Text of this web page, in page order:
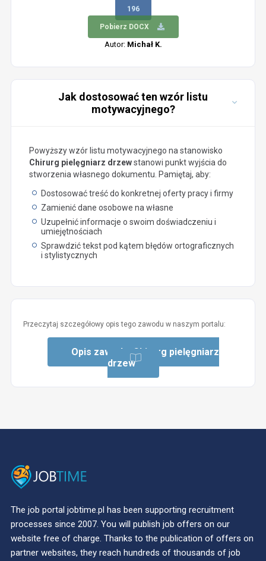
196
Pobierz DOCX
Autor: Michał K.
Jak dostosować ten wzór listu
motywacyjnego?
Powyższy wzór listu motywacyjnego na stanowisko
Chirurg pielęgniarz drzewstanowi punkt wyjścia do
stworzenia własnego dokumentu. Pamiętaj, aby:
Dostosować treść do konkretnej oferty pracy i firmy
Zamienić dane osobowe na własne
Uzupełnić informacje o swoim doświadczeniu i
umiejętnościach
Sprawdzić tekst pod kątem błędów ortograficznych
i stylistycznych
Przeczytaj szczegółowy opis tego zawodu w naszym portalu:
Opis zawodu: Chirurg pielęgniarz
drzew
The job portal jobtime.pl has been supporting recruitment
processes since 2007. You will publish job offers on our
website free of charge. Thanks to the publication of offers on
partner websites, they reach hundreds of thousands of job